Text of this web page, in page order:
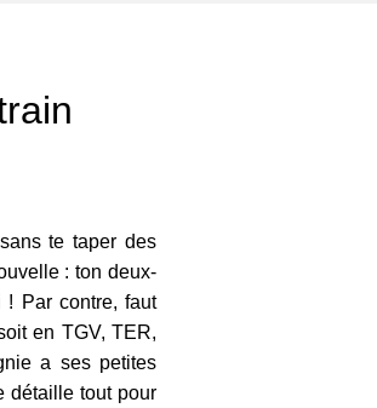
te taper des
: ton deux-
! Par contre, faut
en TGV, TER,
a ses petites
détaille tout pour